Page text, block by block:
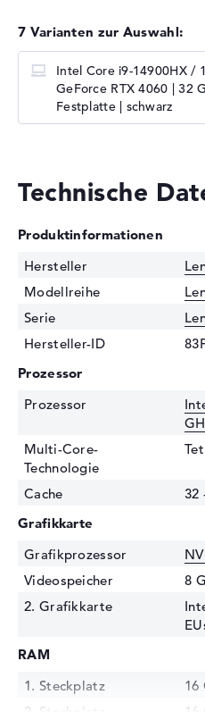
7 Varianten zur Auswahl:
Intel Core i9-14900HX /
GeForce RTX 4060 | 32
Festplatte | schwarz
Technische
Produktinformationen
Hersteller
Modellreihe
Serie
Hersteller-ID
Prozessor
Prozessor
Multi-Core-
Technologie
Cache
32
Grafikkarte
Grafikprozessor
Videospeicher
8
2. Grafikkarte
RAM
1. Steckplatz
16
2. Steckplatz
16